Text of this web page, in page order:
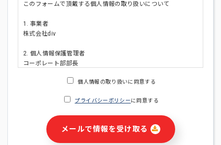
このフォームで頂戴する個人情報の取り扱いについて
1. 事業者
株式会社div
2. 個人情報保護管理者
コーポレート部部長
・ご請求された資料の送付のため
・本サービス及び本サービスに関連する情報(当社及び第三者の
サービス又は商品等の広告配信・宣伝を含みますが、それらに
個人情報の取り扱いに同意する
プライバシーポリシーに同意する
メールで情報を受け取る